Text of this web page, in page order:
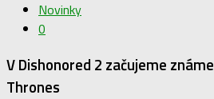
Novinky
0
V Dishonored 2 začujeme
Thrones